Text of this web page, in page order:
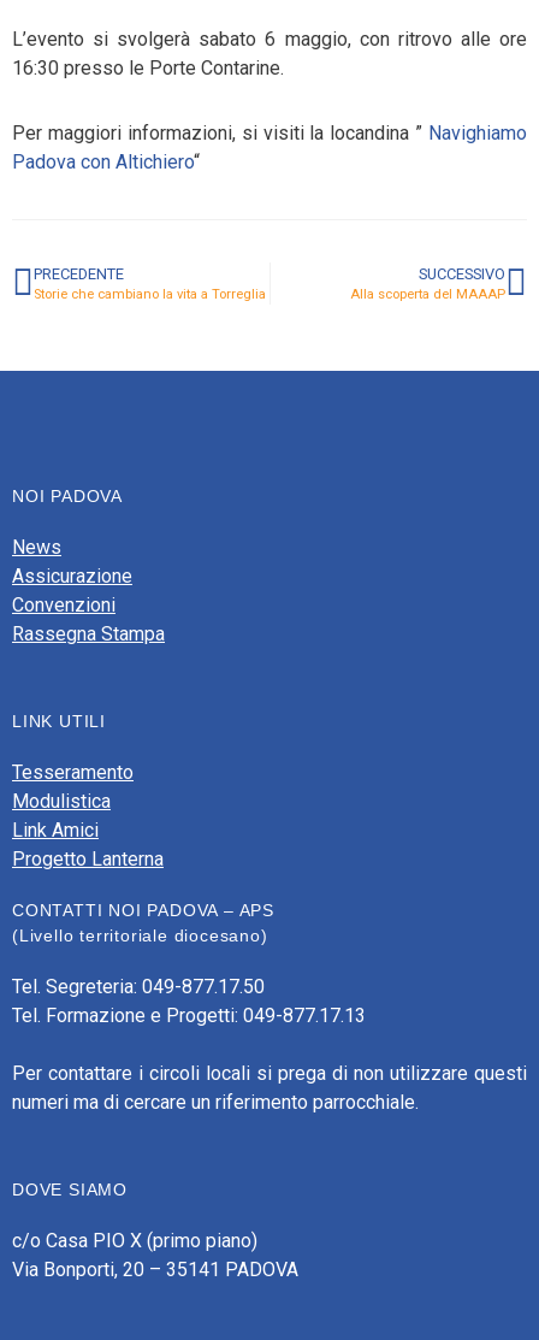
L’evento si svolgerà sabato 6 maggio, con ritrovo alle ore
16:30 presso le Porte Contarine.
Per maggiori informazioni, si visiti la locandina ” Navighiamo
Padova con Altichiero“
PRECEDENTE
Storie che cambiano la vita a Torreglia
SUCCESSIVO
Alla scoperta del MAAAP
NOI PADOVA
News
Assicurazione
Convenzioni
Rassegna Stampa
LINK UTILI
Tesseramento
Modulistica
Link Amici
Progetto Lanterna
CONTATTI NOI PADOVA – APS
(Livello territoriale diocesano)
Tel. Segreteria: 049-877.17.50
Tel. Formazione e Progetti: 049-877.17.13
Per contattare i circoli locali si prega di non utilizzare questi
numeri ma di cercare un riferimento parrocchiale.
DOVE SIAMO
c/o Casa PIO X (primo piano)
Via Bonporti, 20 – 35141 PADOVA